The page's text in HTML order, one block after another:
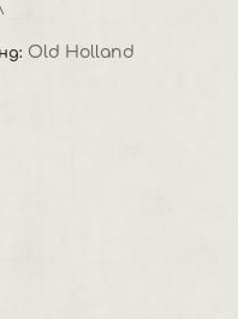
Old Holland